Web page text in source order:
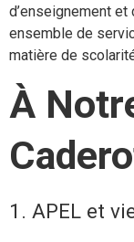
d’enseignement et
ensemble de
matière de
À
1. APEL et